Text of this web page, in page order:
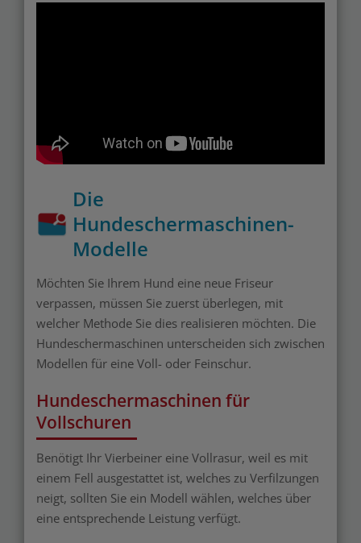
Die
Hundeschermaschinen-
Modelle
Möchten Sie Ihrem Hund eine neue Friseur
verpassen, müssen Sie zuerst überlegen, mit
welcher Methode Sie dies realisieren möchten. Die
Hundeschermaschinen unterscheiden sich zwischen
Modellen für eine Voll- oder Feinschur.
Hundeschermaschinen für
Vollschuren
Benötigt Ihr Vierbeiner eine Vollrasur, weil es mit
einem Fell ausgestattet ist, welches zu Verfilzungen
neigt, sollten Sie ein Modell wählen, welches über
eine entsprechende Leistung verfügt.